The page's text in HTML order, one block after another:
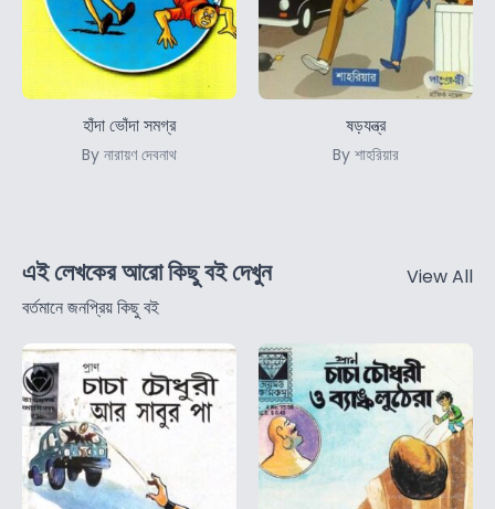
হাঁদা ভোঁদা সমগ্র
By নারায়ণ দেবনাথ
ষড়যন্ত্র
By শাহরিয়ার
এই লেখকের আরো কিছু বই দেখুন
বর্তমানে জনপ্রিয় কিছু বই
View All